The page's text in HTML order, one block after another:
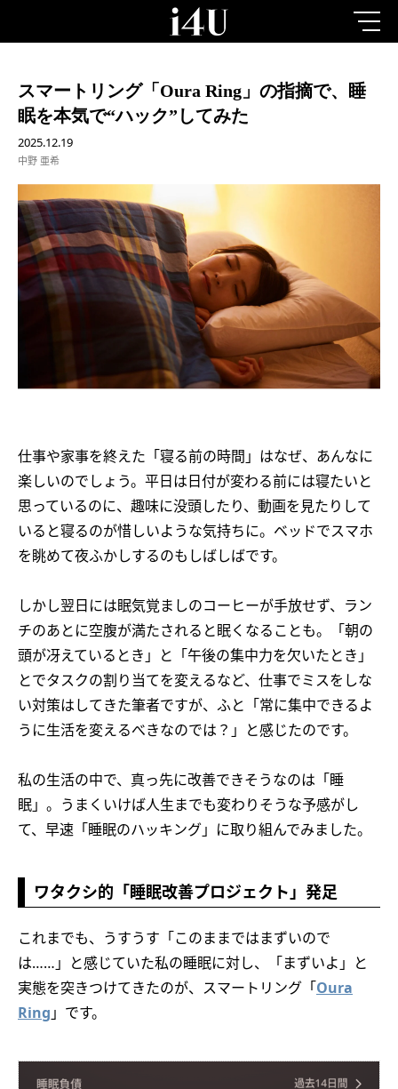
スマートリング「Oura Ring」の指摘で、睡
眠を本気で“ハック”してみた
2025.12.19
中野 亜希
仕事や家事を終えた「寝る前の時間」はなぜ、あんなに
楽しいのでしょう。平日は日付が変わる前には寝たいと
思っているのに、趣味に没頭したり、動画を見たりして
いると寝るのが惜しいような気持ちに。ベッドでスマホ
を眺めて夜ふかしするのもしばしばです。
しかし翌日には眠気覚ましのコーヒーが手放せず、ラン
チのあとに空腹が満たされると眠くなることも。「朝の
頭が冴えているとき」と「午後の集中力を欠いたとき」
とでタスクの割り当てを変えるなど、仕事でミスをしな
い対策はしてきた筆者ですが、ふと「常に集中できるよ
うに生活を変えるべきなのでは？」と感じたのです。
私の生活の中で、真っ先に改善できそうなのは「睡
眠」。うまくいけば人生までも変わりそうな予感がし
て、早速「睡眠のハッキング」に取り組んでみました。
ワタクシ的「睡眠改善プロジェクト」発足
これまでも、うすうす「このままではまずいので
は……」と感じていた私の睡眠に対し、「まずいよ」と
実態を突きつけてきたのが、スマートリング「Oura
Ring 」です。